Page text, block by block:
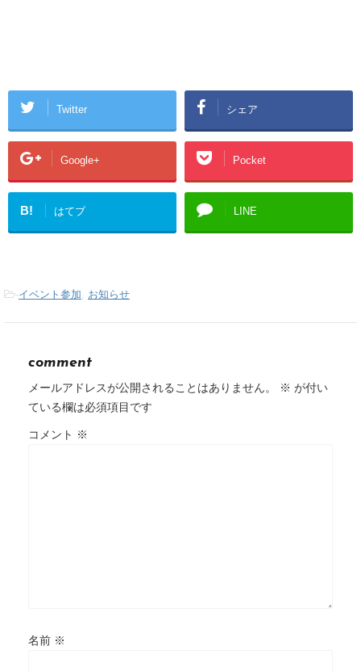
Twitter シェア
Google+ Pocket
B! はてブ LINE
-イベント参加 お知らせ
comment
メールアドレスが公開されることはありません。 ※ が付い
ている欄は必須項目です
コメント ※
名前 ※